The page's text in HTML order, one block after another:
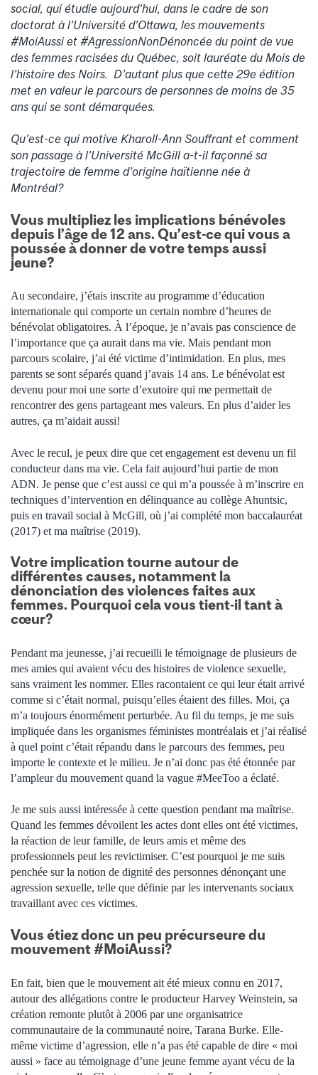
social, qui étudie aujourd’hui, dans le cadre de son
doctorat à l’Université d’Ottawa, les mouvements
#MoiAussi et #AgressionNonDénoncée du point de vue
des femmes racisées du Québec, soit lauréate du Mois de
l’histoire des Noirs. D’autant plus que cette 29e édition
met en valeur le parcours de personnes de moins de 35
ans qui se sont démarquées.
Qu’est-ce qui motive Kharoll-Ann Souffrant et comment
son passage à l’Université McGill a-t-il façonné sa
trajectoire de femme d’origine haïtienne née à
Montréal?
Vous multipliez les implications bénévoles
depuis l’âge de 12 ans. Qu’est-ce qui vous a
poussée à donner de votre temps aussi
jeune?
Au secondaire, j’étais inscrite au programme d’éducation
internationale qui comporte un certain nombre d’heures de
bénévolat obligatoires. À l’époque, je n’avais pas conscience de
l’importance que ça aurait dans ma vie. Mais pendant mon
parcours scolaire, j’ai été victime d’intimidation. En plus, mes
parents se sont séparés quand j’avais 14 ans. Le bénévolat est
devenu pour moi une sorte d’exutoire qui me permettait de
rencontrer des gens partageant mes valeurs. En plus d’aider les
autres, ça m’aidait aussi!
Avec le recul, je peux dire que cet engagement est devenu un fil
conducteur dans ma vie. Cela fait aujourd’hui partie de mon
ADN. Je pense que c’est aussi ce qui m’a poussée à m’inscrire en
techniques d’intervention en délinquance au collège Ahuntsic,
puis en travail social à McGill, où j’ai complété mon baccalauréat
(2017) et ma maîtrise (2019).
Votre implication tourne autour de
différentes causes, notamment la
dénonciation des violences faites aux
femmes. Pourquoi cela vous tient-il tant à
cœur?
Pendant ma jeunesse, j’ai recueilli le témoignage de plusieurs de
mes amies qui avaient vécu des histoires de violence sexuelle,
sans vraiment les nommer. Elles racontaient ce qui leur était arrivé
comme si c’était normal, puisqu’elles étaient des filles. Moi, ça
m’a toujours énormément perturbée. Au fil du temps, je me suis
impliquée dans les organismes féministes montréalais et j’ai réalisé
à quel point c’était répandu dans le parcours des femmes, peu
importe le contexte et le milieu. Je n’ai donc pas été étonnée par
l’ampleur du mouvement quand la vague #MeeToo a éclaté.
Je me suis aussi intéressée à cette question pendant ma maîtrise.
Quand les femmes dévoilent les actes dont elles ont été victimes,
la réaction de leur famille, de leurs amis et même des
professionnels peut les revictimiser. C’est pourquoi je me suis
penchée sur la notion de dignité des personnes dénonçant une
agression sexuelle, telle que définie par les intervenants sociaux
travaillant avec ces victimes.
Vous étiez donc un peu précurseure du
mouvement #MoiAussi?
En fait, bien que le mouvement ait été mieux connu en 2017,
autour des allégations contre le producteur Harvey Weinstein, sa
création remonte plutôt à 2006 par une organisatrice
communautaire de la communauté noire, Tarana Burke. Elle-
même victime d’agression, elle n’a pas été capable de dire « moi
aussi » face au témoignage d’une jeune femme ayant vécu de la